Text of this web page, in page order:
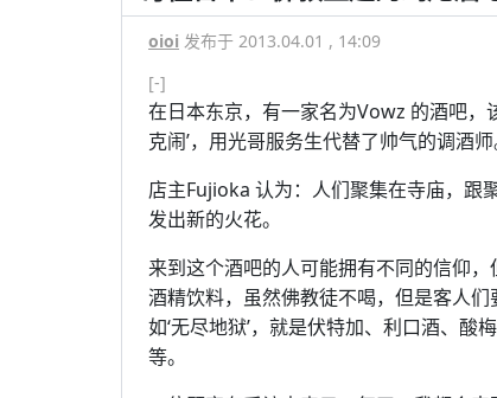
oioi 发布于 2013.04.01 , 14:09
[-]
在日本东京，有一家名为Vowz 的酒吧，
克闹’，用光哥服务生代替了帅气的调酒师
店主Fujioka 认为：人们聚集在寺庙，跟
发出新的火花。
来到这个酒吧的人可能拥有不同的信仰
酒精饮料，虽然佛教徒不喝，但是客人
如‘无尽地狱’，就是伏特加、利口酒、酸
等。